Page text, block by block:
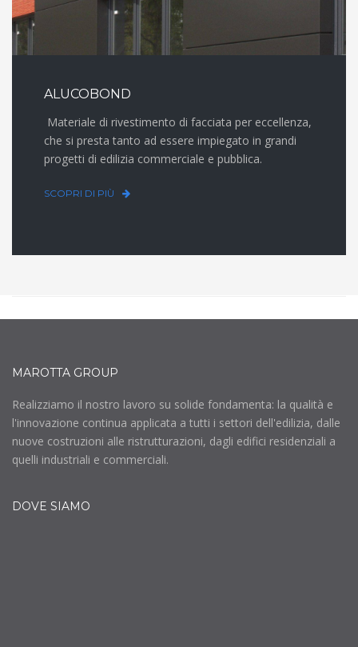
ALUCOBOND
Materiale di rivestimento di facciata per eccellenza,
che si presta tanto ad essere impiegato in grandi
progetti di edilizia commerciale e pubblica.
SCOPRI DI PIÙ
MAROTTA GROUP
Realizziamo il nostro lavoro su solide fondamenta: la qualità e
l'innovazione continua applicata a tutti i settori dell'edilizia, dalle
nuove costruzioni alle ristrutturazioni, dagli edifici residenziali a
quelli industriali e commerciali.
DOVE SIAMO